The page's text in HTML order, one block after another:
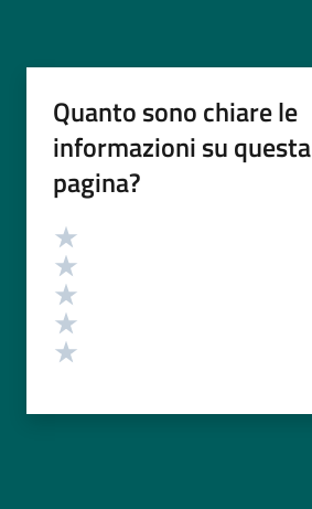
Quanto sono chiare le
informazioni su questa
pagina?
Valutazione